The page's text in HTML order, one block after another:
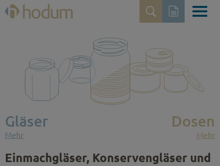
Dosen
Mehr
Gläser
Mehr
Einmachgläser, Konservengläser und